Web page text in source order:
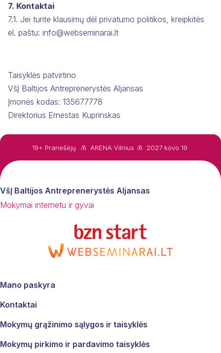
7. Kontaktai
7.1. Jei turite klausimų dėl privatumo politikos, kreipkitės
el. paštu: info@webseminarai.lt
Taisyklės patvirtino
VšĮ Baltijos Antreprenerystės Aljansas
Įmonės kodas: 135677778
Direktorius Ernestas Kuprinskas
19+ Pranešėjų ARENA Vilnius 2027 kovo 19
VšĮ Baltijos Antreprenerystės Aljansas
Mokymai internetu ir gyvai
Mano paskyra
Kontaktai
Mokymų grąžinimo sąlygos ir taisyklės
Mokymų pirkimo ir pardavimo taisyklės